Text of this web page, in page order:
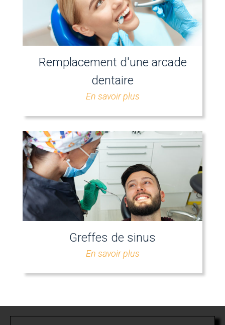
Remplacement d'une arcade
dentaire
En savoir plus
Greffes de sinus
En savoir plus